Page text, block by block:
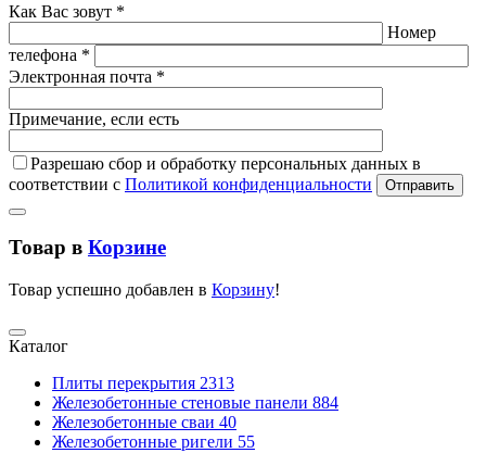
Как Вас зовут *
Номер
телефона *
Электронная почта *
Примечание, если есть
Разрешаю сбор и обработку персональных данных в
соответствии с Политикой конфиденциальности Отправить
Товар в Корзине
Товар успешно добавлен в Корзину!
Каталог
Плиты перекрытия 2313
Железобетонные стеновые панели 884
Железобетонные сваи 40
Железобетонные ригели 55